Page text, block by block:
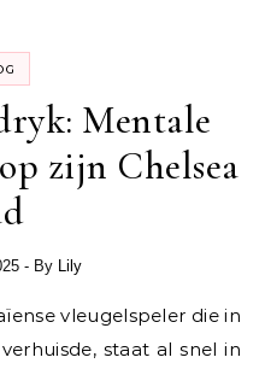
Mentale
zijn Chelsea
- By Lily
staat al snel in